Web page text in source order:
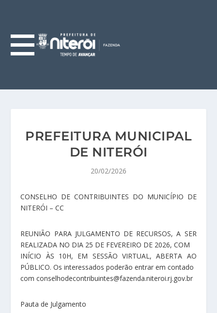
PREFEITURA MUNICIPAL
DE NITERÓI
20/02/2026
CONSELHO DE CONTRIBUINTES DO MUNICÍPIO DE
NITERÓI – CC
REUNIÃO PARA JULGAMENTO DE RECURSOS, A SER
REALIZADA NO DIA 25 DE FEVEREIRO DE 2026, COM
INÍCIO ÀS 10H, EM SESSÃO VIRTUAL, ABERTA AO
PÚBLICO. Os interessados poderão entrar em contado
com conselhodecontribuintes@fazenda.niteroi.rj.gov.br
Pauta de Julgamento